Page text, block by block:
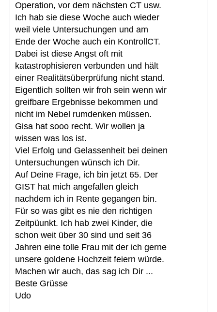
Operation, vor dem nächsten CT usw.
Ich hab sie diese Woche auch wieder
weil viele Untersuchungen und am
Ende der Woche auch ein KontrollCT.
Dabei ist diese Angst oft mit
katastrophisieren verbunden und hält
einer Realitätsüberprüfung nicht stand.
Eigentlich sollten wir froh sein wenn wir
greifbare Ergebnisse bekommen und
nicht im Nebel rumdenken müssen.
Gisa hat sooo recht. Wir wollen ja
wissen was los ist.
Viel Erfolg und Gelassenheit bei deinen
Untersuchungen wünsch ich Dir.
Auf Deine Frage, ich bin jetzt 65. Der
GIST hat mich angefallen gleich
nachdem ich in Rente gegangen bin.
Für so was gibt es nie den richtigen
Zeitpüunkt. Ich hab zwei Kinder, die
schon weit über 30 sind und seit 36
Jahren eine tolle Frau mit der ich gerne
unsere goldene Hochzeit feiern würde.
Machen wir auch, das sag ich Dir ...
Beste Grüsse
Udo